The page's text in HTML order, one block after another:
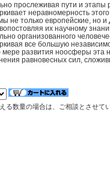
прослеживая пути и этапы
неравномерность
не только европейские, но и
их научному
организованного
все большую
мере развития ноосферы эта
равновесных сил,
る数量の場合は、ご相談とさせて